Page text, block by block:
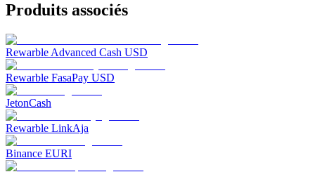
Produits associés
Rewarble Advanced Cash USD
Rewarble FasaPay USD
JetonCash
Rewarble LinkAja
Binance EURI